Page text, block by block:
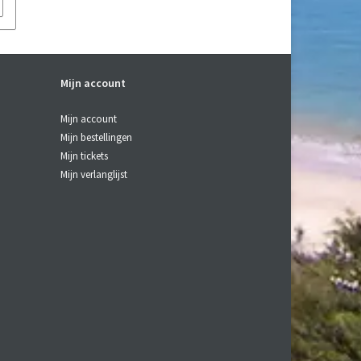
Mijn account
Mijn account
Mijn bestellingen
Mijn tickets
Mijn verlanglijst